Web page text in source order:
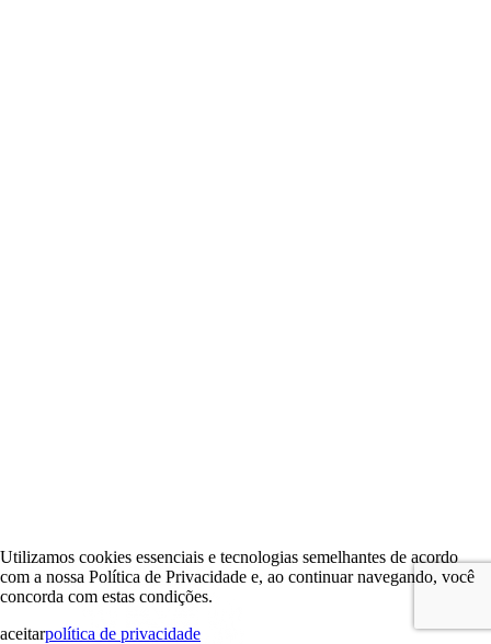
Utilizamos cookies essenciais e tecnologias semelhantes de acordo
com a nossa Política de Privacidade e, ao continuar navegando, você
concorda com estas condições.
aceitarpolítica de privacidade